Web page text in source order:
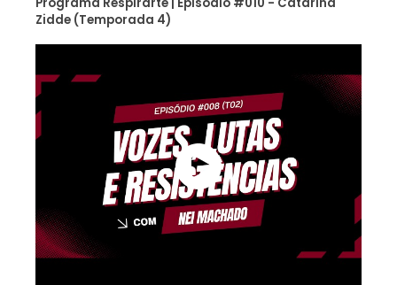
Programa Respirarte | Episódio #010 - Catarina
Zidde (Temporada 4)